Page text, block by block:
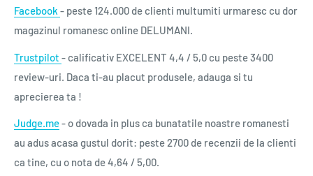
Facebook - peste 124.000 de clienti multumiti urmaresc cu dor
magazinul romanesc online DELUMANI.
Trustpilot - calificativ EXCELENT 4,4 / 5,0 cu peste 3400
review-uri. Daca ti-au placut produsele, adauga si tu
aprecierea ta !
Judge.me- o dovada in plus ca bunatatile noastre romanesti
au adus acasa gustul dorit: peste 2700 de recenzii de la clienti
ca tine, cu o nota de 4,64 / 5,00.